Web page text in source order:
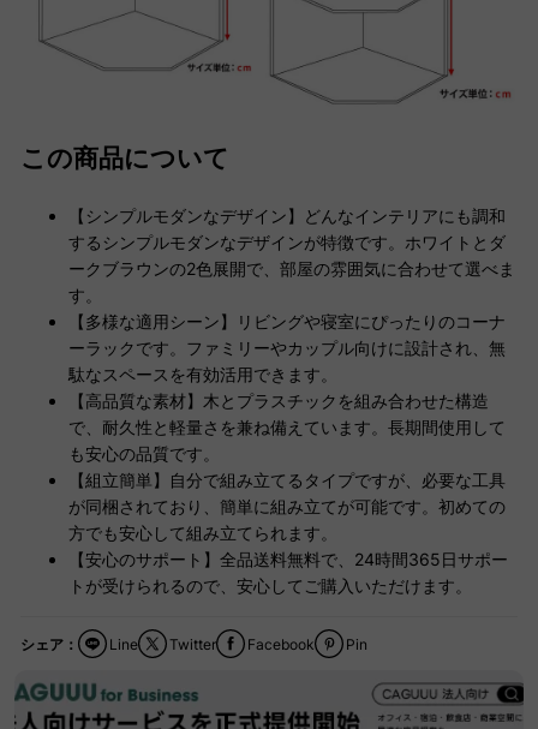
この商品について
【シンプルモダンなデザイン】どんなインテリアにも調和
するシンプルモダンなデザインが特徴です。ホワイトとダ
ークブラウンの2色展開で、部屋の雰囲気に合わせて選べま
す。
【多様な適用シーン】リビングや寝室にぴったりのコーナ
ーラックです。ファミリーやカップル向けに設計され、無
駄なスペースを有効活用できます。
【高品質な素材】木とプラスチックを組み合わせた構造
で、耐久性と軽量さを兼ね備えています。長期間使用して
も安心の品質です。
【組立簡単】自分で組み立てるタイプですが、必要な工具
が同梱されており、簡単に組み立てが可能です。初めての
方でも安心して組み立てられます。
【安心のサポート】全品送料無料で、24時間365日サポー
トが受けられるので、安心してご購入いただけます。
シェア： Facebook
Twitter Pin
Line